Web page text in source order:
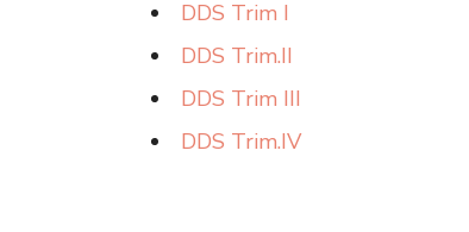
DDS Trim I
DDS Trim.II
DDS Trim III
DDS Trim.IV